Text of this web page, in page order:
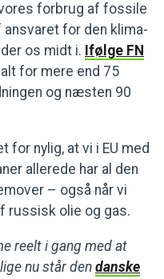
forbrug af fossile
for den klima-
os midt i. Ifølge FN
for mere end 75
og næsten 90
for nylig, at vi i EU med
allerede har al den
– også når vi
russisk olie og gas.
reelt i gang med at
nu står dendanske